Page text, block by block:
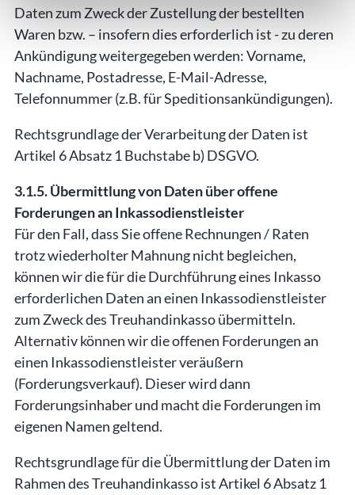
Daten zum Zweck der Zustellung der bestellten
Waren bzw. – insofern dies erforderlich ist - zu deren
Ankündigung weitergegeben werden: Vorname,
Nachname, Postadresse, E-Mail-Adresse,
Telefonnummer (z.B. für Speditionsankündigungen).
Rechtsgrundlage der Verarbeitung der Daten ist
Artikel 6 Absatz 1 Buchstabe b) DSGVO.
3.1.5. Übermittlung von Daten über offene
Forderungen an Inkassodienstleister
Für den Fall, dass Sie offene Rechnungen / Raten
trotz wiederholter Mahnung nicht begleichen,
können wir die für die Durchführung eines Inkasso
erforderlichen Daten an einen Inkassodienstleister
zum Zweck des Treuhandinkasso übermitteln.
Alternativ können wir die offenen Forderungen an
einen Inkassodienstleister veräußern
(Forderungsverkauf). Dieser wird dann
Forderungsinhaber und macht die Forderungen im
eigenen Namen geltend.
Rechtsgrundlage für die Übermittlung der Daten im
Rahmen des Treuhandinkasso ist Artikel 6 Absatz 1